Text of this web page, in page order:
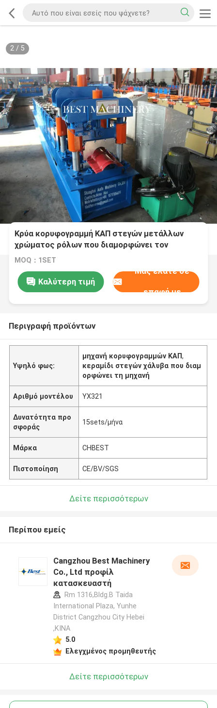
2/ 5
Κρύα κορυφογραμμή ΚΑΠ στεγών μετάλλων
χρώματος ρόλων που διαμορφώνει τον
υδραυλικό τέμνοντα τύπο μηχανών
MOQ：1SET
Καλύτερη τιμή
Μας ελάτε σε
επαφή με
Περιγραφή προϊόντων
Υψηλό φως:
μηχανή κορυφογραμμών ΚΑΠ,
κεραμίδι στεγών χάλυβα που διαμ
ορφώνει τη μηχανή
Αριθμό μοντέλου YX321
Δυνατότητα προ
σφοράς
15sets/μήνα
Μάρκα CHBEST
Πιστοποίηση CE/BV/SGS
Δείτε περισσότερων
Περίπου εμείς
Cangzhou Best Machinery
Co., Ltd προφίλ
κατασκευαστή
Rm 1316,Bldg.B Taida
International Plaza, Yunhe
District Cangzhou City Hebei
,ΚΙΝΑ
5.0
Ελεγχμένος προμηθευτής
Δείτε περισσότερων